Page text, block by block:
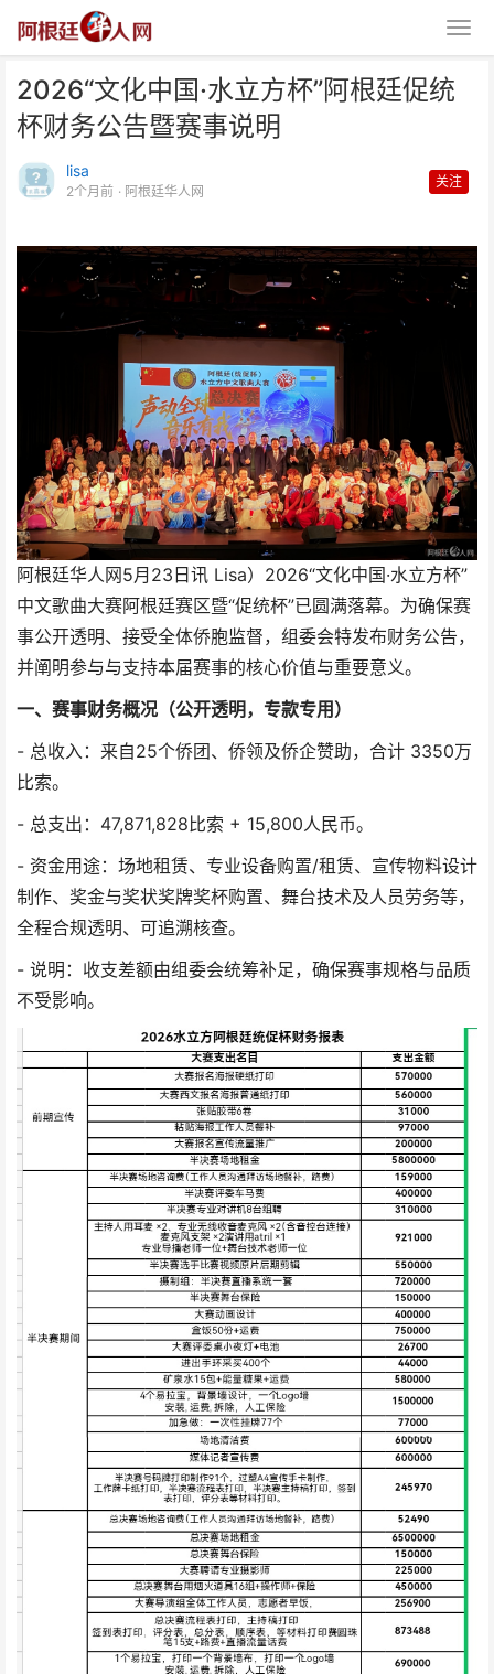
2026“文化中国·水立方杯”阿根廷促统
杯财务公告暨赛事说明
lisa
2个月前 · 阿根廷华人网
关注
阿根廷华人网5月23日讯 Lisa）2026“文化中国·水立方杯”
中文歌曲大赛阿根廷赛区暨“促统杯”已圆满落幕。为确保赛
事公开透明、接受全体侨胞监督，组委会特发布财务公告，
并阐明参与与支持本届赛事的核心价值与重要意义。
一、赛事财务概况（公开透明，专款专用）
- 总收入：来自25个侨团、侨领及侨企赞助，合计 3350万
比索。
- 总支出：47,871,828比索 + 15,800人民币。
- 资金用途：场地租赁、专业设备购置/租赁、宣传物料设计
制作、奖金与奖状奖牌奖杯购置、舞台技术及人员劳务等，
全程合规透明、可追溯核查。
- 说明：收支差额由组委会统筹补足，确保赛事规格与品质
不受影响。
2026“文化中国·水立方杯”阿根廷
促统杯财务公告暨